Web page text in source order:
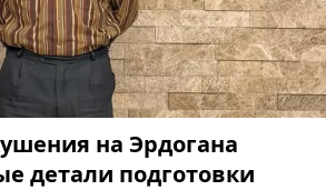
на Эрдогана
детали подготовки